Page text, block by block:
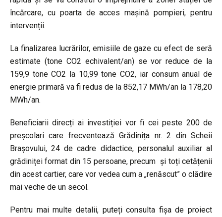
încărcare, cu poarta de acces mașină pompieri, pentru
intervenții.
La finalizarea lucrărilor, emisiile de gaze cu efect de seră
estimate (tone CO2 echivalent/an) se vor reduce de la
159,9 tone CO2 la 10,99 tone CO2, iar consum anual de
energie primară va fi redus de la 852,17 MWh/an la 178,20
MWh/an.
Beneficiarii direcți ai investiției vor fi cei peste 200 de
preșcolari care frecventează Grădinița nr. 2 din Scheii
Brașovului, 24 de cadre didactice, personalul auxiliar al
grădiniței format din 15 persoane, precum și toți cetățenii
din acest cartier, care vor vedea cum a „renăscut” o clădire
mai veche de un secol.
Pentru mai multe detalii, puteți consulta fișa de proiect